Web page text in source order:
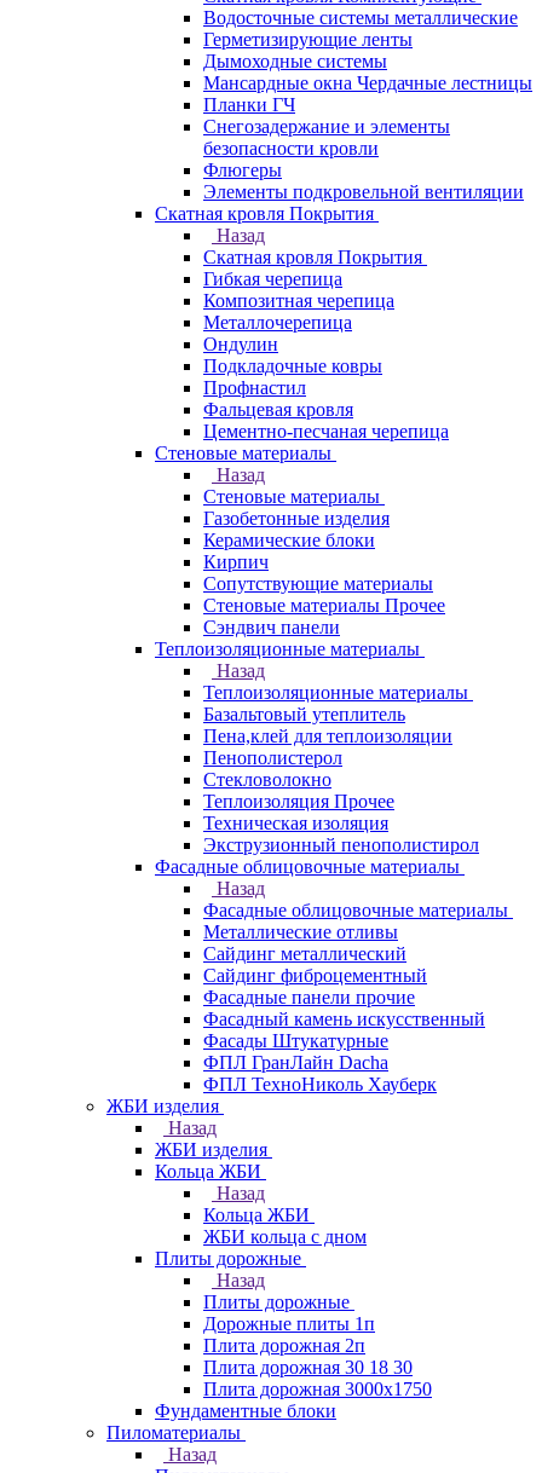
Водосточные системы металлические
Герметизирующие ленты
Дымоходные системы
Мансардные окна Чердачные лестницы
Планки ГЧ
Снегозадержание и элементы
безопасности кровли
Флюгеры
Элементы подкровельной вентиляции
Скатная кровля Покрытия
Назад
Скатная кровля Покрытия
Гибкая черепица
Композитная черепица
Металлочерепица
Ондулин
Подкладочные ковры
Профнастил
Фальцевая кровля
Цементно-песчаная черепица
Стеновые материалы
Назад
Стеновые материалы
Газобетонные изделия
Керамические блоки
Кирпич
Сопутствующие материалы
Стеновые материалы Прочее
Сэндвич панели
Теплоизоляционные материалы
Назад
Теплоизоляционные материалы
Базальтовый утеплитель
Пена,клей для теплоизоляции
Пенополистерол
Стекловолокно
Теплоизоляция Прочее
Техническая изоляция
Экструзионный пенополистирол
Фасадные облицовочные материалы
Назад
Фасадные облицовочные материалы
Металлические отливы
Сайдинг металлический
Сайдинг фиброцементный
Фасадные панели прочие
Фасадный камень искусственный
Фасады Штукатурные
ФПЛ ГранЛайн Dacha
ФПЛ ТехноНиколь Хауберк
ЖБИ изделия
Назад
ЖБИ изделия
Кольца ЖБИ
Назад
Кольца ЖБИ
ЖБИ кольца с дном
Плиты дорожные
Назад
Плиты дорожные
Дорожные плиты 1п
Плита дорожная 2п
Плита дорожная 30 18 30
Плита дорожная 3000х1750
Фундаментные блоки
Пиломатериалы
Назад